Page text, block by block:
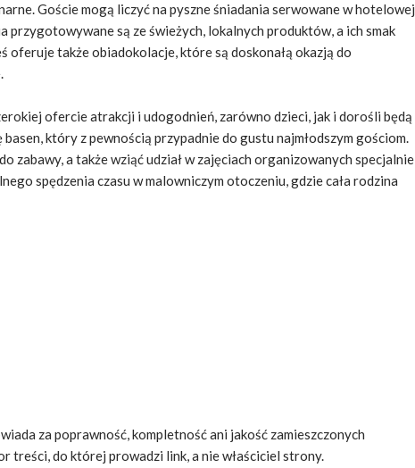
Goście mogą liczyć na pyszne śniadania serwowane w hotelowej
są ze świeżych, lokalnych produktów, a ich smak
oferuje także obiadokolacje, które są doskonałą okazją do
ofercie atrakcji i udogodnień, zarówno dzieci, jak i dorośli będą
który z pewnością przypadnie do gustu najmłodszym gościom.
zabawy, a także wziąć udział w zajęciach organizowanych specjalnie
spędzenia czasu w malowniczym otoczeniu, gdzie cała rodzina
za poprawność, kompletność ani jakość zamieszczonych
treści, do której prowadzi link, a nie właściciel strony.